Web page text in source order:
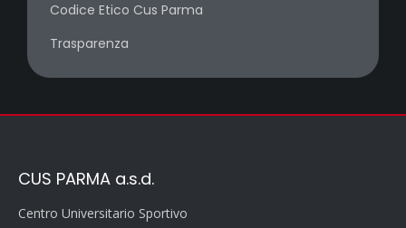
Codice Etico Cus Parma
Trasparenza
CUS PARMA a.s.d.
Centro Universitario Sportivo